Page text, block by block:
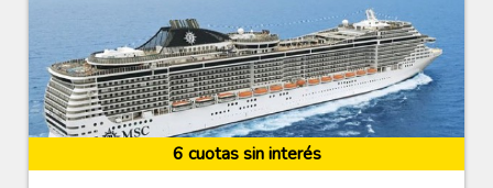
6 cuotas sin interés